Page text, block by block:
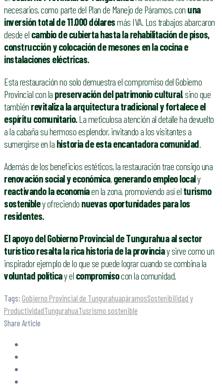
necesarios, como parte del Plan de Manejo de Páramos, con una
inversión total de 11.000dólaresmás IVA. Los trabajos abarcaron
desde el cambio de cubierta hasta la rehabilitación de pisos,
construcción y colocación de mesones en la cocina e
instalaciones eléctricas.
Esta restauración no solo demuestra el compromiso del Gobierno
Provincial con la preservación del patrimonio cultural, sino que
también revitaliza la arquitectura tradicional y fortalece el
espíritu comunitario.La meticulosa atención al detalle ha devuelto
a la cabaña su hermoso esplendor, invitando a los visitantes a
sumergirse en la historia de esta encantadora comunidad.
Además de los beneficios estéticos, la restauración trae consigo una
renovación social y económica,generando empleo localy
reactivando la economíaen la zona, promoviendo así el turismo
sostenibley ofreciendo nuevas oportunidades para los
residentes.
El apoyo del Gobierno Provincial de Tungurahua al sector
turístico resalta la rica historia de la provinciay sirve como un
inspirador ejemplo de lo que se puede lograr cuando se combina la
voluntad políticay el compromisocon la comunidad.
Tags: Gobierno Provincial de TungurahuapáramosSostenibilidad y
ProductividadTungurahuaTusrismo sostenible
Share Article